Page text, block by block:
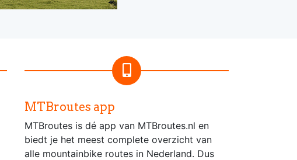
MTBroutes app
MTBroutes is dé app van MTBroutes.nl en
biedt je het meest complete overzicht van
alle mountainbike routes in Nederland. Dus